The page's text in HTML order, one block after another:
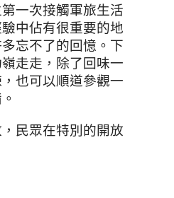
一次接觸軍旅生活
中佔有很重要的地
忘不了的回憶。下
走走，除了回味一
也可以順道參觀一
，民眾在特別的開放